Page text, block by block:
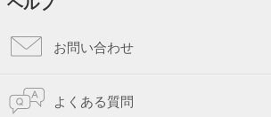
お問い合わせ
よくある質問